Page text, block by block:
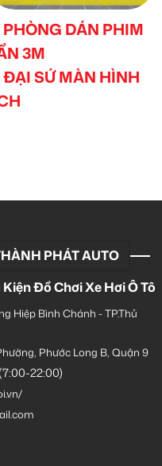
DÁN PHIM
3M
SỨ MÀN HÌNH
PHÁT AUTO
Đồ Chơi Xe Hơi Ô Tô
Hiệp Bình Chánh - TP.Thủ
Phước Long B, Quận 9
22:00)